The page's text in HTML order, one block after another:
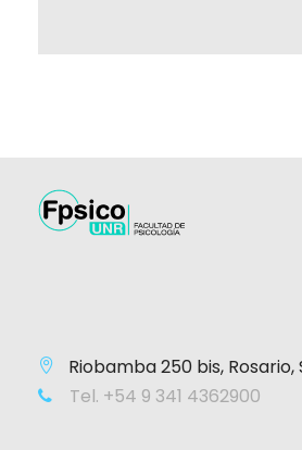
Riobamba 250 bis, Rosario,
Tel. +54 9 341 4362900